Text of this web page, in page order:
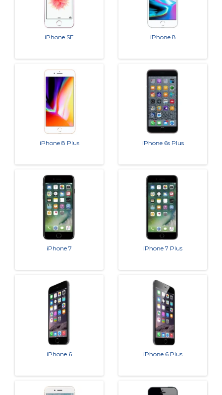
iPhone SE iPhone 8
iPhone 8 Plus iPhone 6s Plus
iPhone 7 iPhone 7 Plus
iPhone 6 iPhone 6 Plus